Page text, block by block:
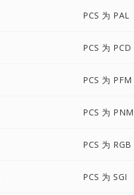
PCS 为 PAL
PCS 为 PCD
PCS 为 PFM
PCS 为 PNM
PCS 为 RGB
PCS 为 SGI